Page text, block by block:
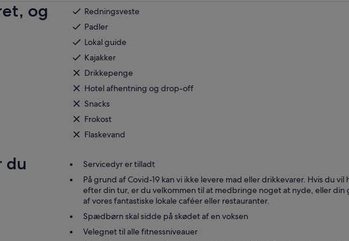
fane
og
Redningsveste
Padler
Lokal guide
Kajakker
Drikkepenge
Hotel afhentning og drop-off
Snacks
Frokost
Flaskevand
du
Servicedyr er tilladt
På grund af Covid-19 kan vi ikke levere mad eller drikkevarer. Hvis du
efter din tur, er du velkommen til at medbringe noget at nyde, eller din
af vores fantastiske lokale caféer eller restauranter.
Spædbørn skal sidde på skødet af en voksen
Velegnet til alle fitnessniveauer